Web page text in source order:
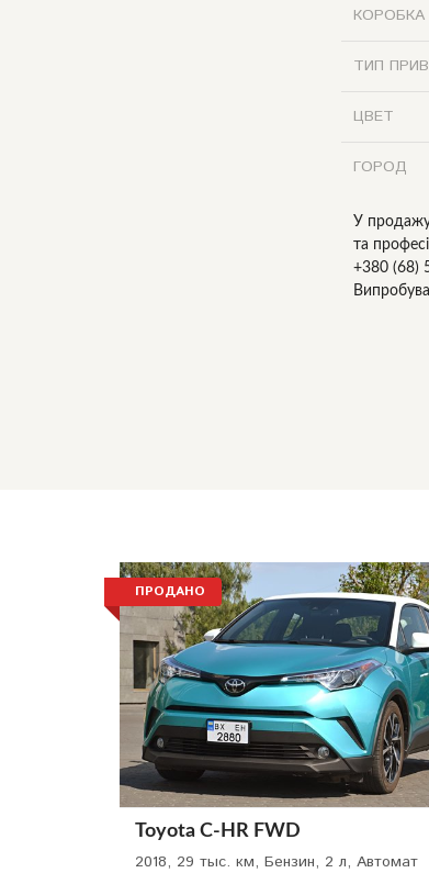
КОРОБКА
ТИП
ЦВЕТ
ГОРОД
У
та
+380 (68)
ПРОДАНО
Toyota C-HR FWD
2018, 29 тыс. км, Бензин, 2 л, Автомат